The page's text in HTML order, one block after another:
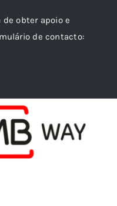
obter apoio e
de contacto: